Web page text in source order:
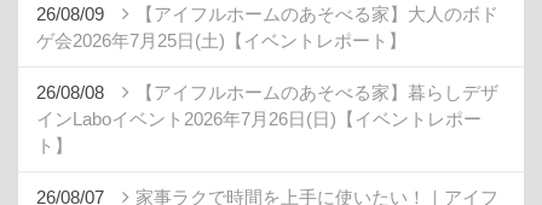
26/08/09
【アイフルホームのあそべる家】大人のボド
ゲ会2026年7月25日(土)【イベントレポート】
26/08/08
【アイフルホームのあそべる家】暮らしデザ
インLaboイベント2026年7月26日(日)【イベントレポー
ト】
26/08/07
家事ラクで時間を上手に使いたい！｜アイフ